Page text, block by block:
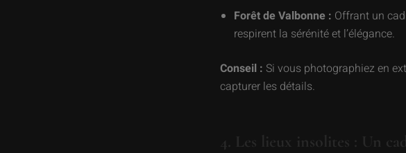
Forêt de Valbonne : Offrant un
respirent la sérénité et l’élégance.
Conseil : Si vous photographiez en
capturer les détails.
4. Les lieux insolites : Un